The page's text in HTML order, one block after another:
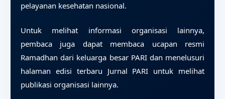
pelayanan kesehatan nasional.
Untuk melihat informasi organisasi lainnya,
pembaca juga dapat membaca ucapan resmi
Ramadhan dari keluarga besar PARIdan menelusuri
halaman edisi terbaru Jurnal PARI untuk melihat
publikasi organisasi lainnya.